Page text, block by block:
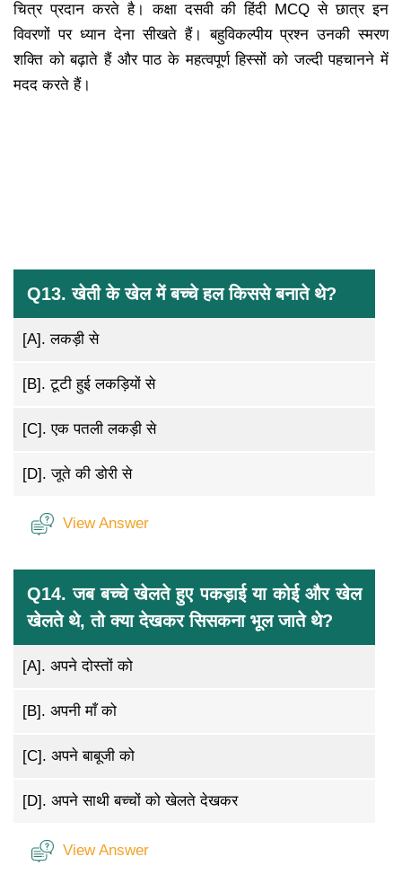
चित्र प्रदान करते है। कक्षा दसवी की हिंदी MCQ से छात्र इन
विवरणों पर ध्यान देना सीखते हैं। बहुविकल्पीय प्रश्न उनकी स्मरण
शक्ति को बढ़ाते हैं और पाठ के महत्वपूर्ण हिस्सों को जल्दी पहचानने में
मदद करते हैं।
Q13. खेती के खेल में बच्चे हल किससे बनाते थे?
[A].लकड़ी से
[B].टूटी हुई लकड़ियों से
[C].एक पतली लकड़ी से
[D].जूते की डोरी से
View Answer
Q14. जब बच्चे खेलते हुए पकड़ाई या कोई और खेल
खेलते थे, तो क्या देखकर सिसकना भूल जाते थे?
[A]. अपने दोस्तों को
[B]. अपनी माँ को
[C]. अपने बाबूजी को
[D]. अपने साथी बच्चों को खेलते देखकर
View Answer